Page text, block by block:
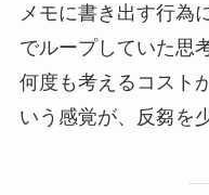
メモに書き出す行為
でループしていた思
何度も考えるコスト
いう感覚が、反芻を